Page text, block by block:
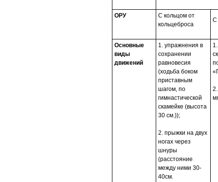
ОРУ
С кольцом от
кольцеброса
С
Основные
виды
движений
1. упражнения в
сохранении
равновесия
(ходьба боком
приставным
шагом, по
гимнастической
скамейке (высота
30 см.));
2. прыжки на двух
ногах через
шнуры
(расстояние
между ними 30-
40см.